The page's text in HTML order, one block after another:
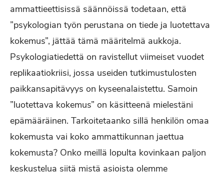
ammattieettisissä säännöissä todetaan, että
”psykologian työn perustana on tiede ja luotettava
kokemus”, jättää tämä määritelmä aukkoja.
Psykologiatiedettä on ravistellut viimeiset vuodet
replikaatiokriisi, jossa useiden tutkimustulosten
paikkansapitävyys on kyseenalaistettu. Samoin
”luotettava kokemus” on käsitteenä mielestäni
epämääräinen. Tarkoitetaanko sillä henkilön omaa
kokemusta vai koko ammattikunnan jaettua
kokemusta? Onko meillä lopulta kovinkaan paljon
keskustelua siitä mistä asioista olemme